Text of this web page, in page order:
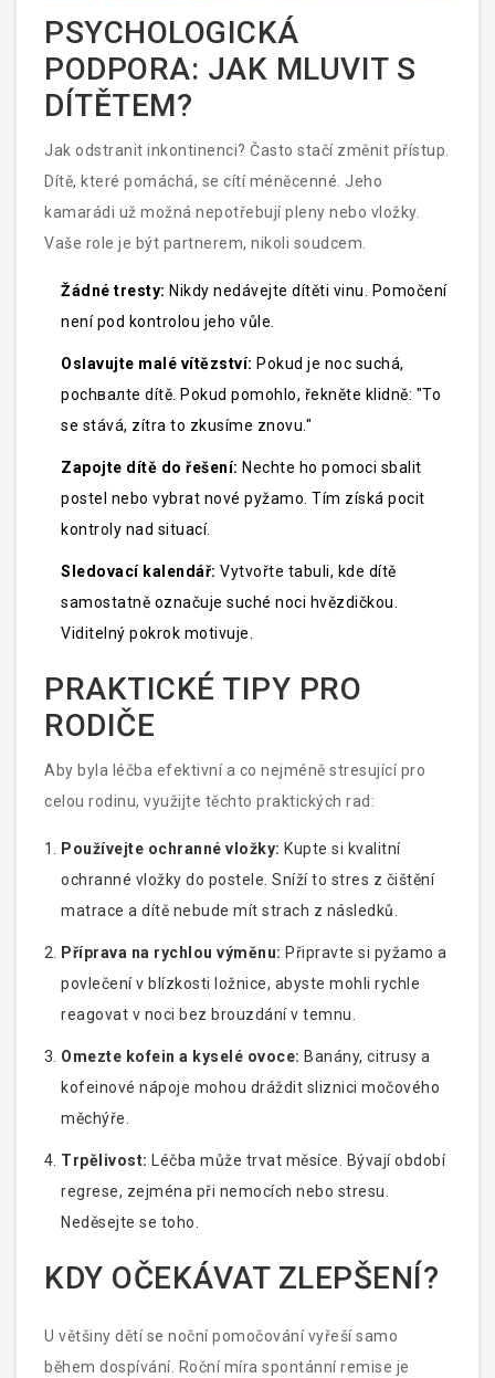
PSYCHOLOGICKÁ
PODPORA: JAK MLUVIT S
DÍTĚTEM?
Jak odstranit inkontinenci? Často stačí změnit přístup.
Dítě, které pomáchá, se cítí méněcenné. Jeho
kamarádi už možná nepotřebují pleny nebo vložky.
Vaše role je být partnerem, nikoli soudcem.
Žádné tresty: Nikdy nedávejte dítěti vinu. Pomočení
není pod kontrolou jeho vůle.
Oslavujte malé vítězství: Pokud je noc suchá,
pochвалte dítě. Pokud pomohlo, řekněte klidně: "To
se stává, zítra to zkusíme znovu."
Zapojte dítě do řešení: Nechte ho pomoci sbalit
postel nebo vybrat nové pyžamo. Tím získá pocit
kontroly nad situací.
Sledovací kalendář: Vytvořte tabuli, kde dítě
samostatně označuje suché noci hvězdičkou.
Viditelný pokrok motivuje.
PRAKTICKÉ TIPY PRO
RODIČE
Aby byla léčba efektivní a co nejméně stresující pro
celou rodinu, využijte těchto praktických rad:
Používejte ochranné vložky: Kupte si kvalitní
ochranné vložky do postele. Sníží to stres z čištění
matrace a dítě nebude mít strach z následků.
Příprava na rychlou výměnu: Připravte si pyžamo a
povlečení v blízkosti ložnice, abyste mohli rychle
reagovat v noci bez brouzdání v temnu.
Omezte kofein a kyselé ovoce: Banány, citrusy a
kofeinové nápoje mohou dráždit sliznici močového
měchýře.
Trpělivost: Léčba může trvat měsíce. Bývají období
regrese, zejména při nemocích nebo stresu.
Neděsejte se toho.
KDY OČEKÁVAT ZLEPŠENÍ?
U většiny dětí se noční pomočování vyřeší samo
během dospívání. Roční míra spontánní remise je